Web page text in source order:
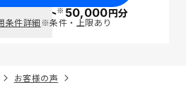
ポイント※50,000円分
条件詳細※条件・上限あり
お客様の声